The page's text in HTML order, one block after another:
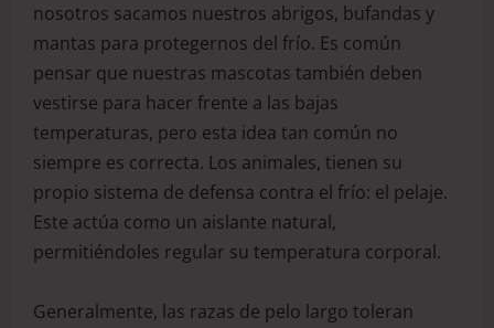
nosotros sacamos nuestros abrigos, bufandas y
mantas para protegernos del frío. Es común
pensar que nuestras mascotas también deben
vestirse para hacer frente a las bajas
temperaturas, pero esta idea tan común no
siempre es correcta. Los animales, tienen su
propio sistema de defensa contra el frío: el pelaje.
Este actúa como un aislante natural,
permitiéndoles regular su temperatura corporal.
Generalmente, las razas de pelo largo toleran